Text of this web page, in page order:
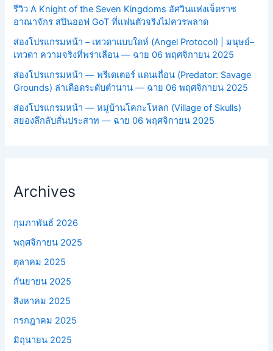
รีวิว A Knight of the Seven Kingdoms อัศวินแห่งเจ็ดราช
อาณาจักร สปินออฟ GoT ที่แฟนตัวจริงไม่ควรพลาด
ส่องโปรแกรมหน้า – เทวดาแบบใดห์ (Angel Protocol) | มนุษย์–
เทวดา ความจริงที่พร่าเลือน — ฉาย 06 พฤศจิกายน 2025
ส่องโปรแกรมหน้า — พรีเดเตอร์ แดนเถื่อน (Predator: Savage
Grounds) ล่าเดือดระดับตำนาน — ฉาย 06 พฤศจิกายน 2025
ส่องโปรแกรมหน้า — หมู่บ้านโคกะโหลก (Village of Skulls)
สยองลึกลับสั่นประสาท — ฉาย 06 พฤศจิกายน 2025
Archives
กุมภาพันธ์ 2026
พฤศจิกายน 2025
ตุลาคม 2025
กันยายน 2025
สิงหาคม 2025
กรกฎาคม 2025
มิถุนายน 2025